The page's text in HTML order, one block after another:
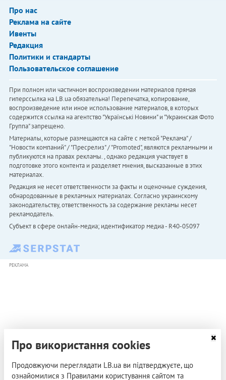
Про нас
Реклама на сайте
Ивенты
Редакция
Политики и стандарты
Пользовательское соглашение
При полном или частичном воспроизведении материалов прямая
гиперссылка на LB.ua обязательна! Перепечатка, копирование,
воспроизведение или иное использование материалов, в которых
содержится ссылка на агентство "Українськi Новини" и "Украинская Фото
Группа" запрещено.
Материалы, которые размещаются на сайте с меткой "Реклама" /
"Новости компаний" / "Пресрелиз" / "Promoted", являются рекламными и
публикуются на правах рекламы. , однако редакция участвует в
подготовке этого контента и разделяет мнения, высказанные в этих
материалах.
Редакция не несет ответственности за факты и оценочные суждения,
обнародованные в рекламных материалах. Согласно украинскому
законодательству, ответственность за содержание рекламы несет
рекламодатель.
Субъект в сфере онлайн-медиа; идентификатор медиа - R40-05097
РЕКЛАМА
Про використання cookies
Продовжуючи переглядати LB.ua ви підтверджуєте, що
ознайомилися з Правилами користування сайтом та